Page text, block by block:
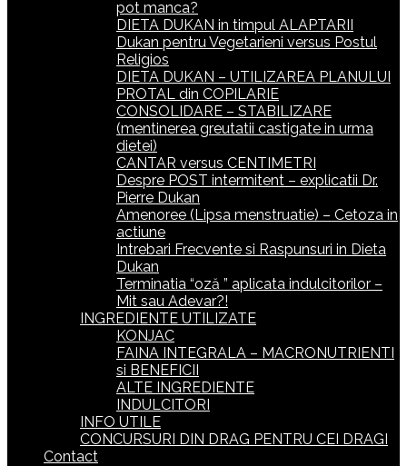
pot manca?
DIETA DUKAN in timpul ALAPTARII
Dukan pentru Vegetarieni versus Postul
Religios
DIETA DUKAN – UTILIZAREA PLANULUI
PROTAL din COPILARIE
CONSOLIDARE – STABILIZARE
(mentinerea greutatii castigate in urma
dietei)
CANTAR versus CENTIMETRI
Despre POST intermitent – explicatii Dr.
Pierre Dukan
Amenoree (Lipsa menstruatie) – Cetoza in
actiune
Intrebari Frecvente si Raspunsuri in Dieta
Dukan
Terminatia “oză ” aplicata indulcitorilor –
Mit sau Adevar?!
INGREDIENTE UTILIZATE
KONJAC
FAINA INTEGRALA – MACRONUTRIENTI
si BENEFICII
ALTE INGREDIENTE
INDULCITORI
INFO UTILE
CONCURSURI DIN DRAG PENTRU CEI DRAGI
Contact